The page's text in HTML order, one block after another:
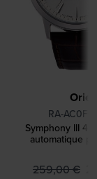
RA-
Symphony III
automatique
259,00 €